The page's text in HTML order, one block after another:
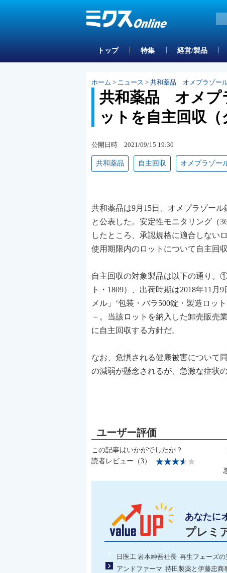
トップ 特集 経営/製品
ホーム > ニュース > 共和薬品 オメプラゾー
共和薬品 オメプ
ットを自主回収
公開日時 2021/09/15 19:30
共和薬品 自主回収 オメプラゾー
共和薬品は9月15日、オメプラゾー
と公表した。安定性モニタリング（
したところ、承認規格に適合しない
使用期限内のロットについて自主回
自主回収の対象製品は以下の通り。
ト・1809）、出荷時期は2018年11
メル」‘包装・バラ500錠・製造ロッ
－。当該ロットを納入した卸売販売
に自主回収する方針だ。
なお、危惧される健康被害について
の減弱が懸念されるが、急激な症状
この記事はいかがでしたか？
読者レビュー（3）
あなたに
プレミ
日医工 岩本紳吾社長 再生フェーズ
アンドファーマ 持田製薬と伊藤忠商